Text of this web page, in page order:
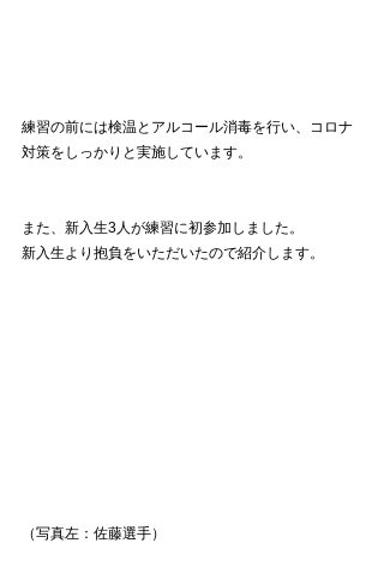
練習の前には検温とアルコール消毒を行い、コロナ
対策をしっかりと実施しています。
また、新入生3人が練習に初参加しました。
新入生より抱負をいただいたので紹介します。
（写真左：佐藤選手）